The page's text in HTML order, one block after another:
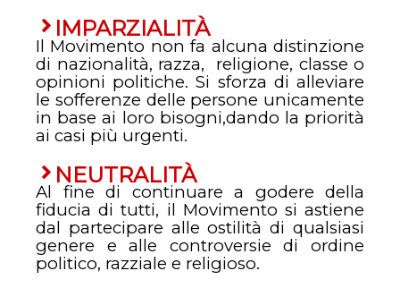
IMPARZIALITÀ
Il Movimento non fa alcuna distinzione
di nazionalità, razza, religione, classe o
opinioni politiche. Si sforza di alleviare
le sofferenze delle persone unicamente
in base ai loro bisogni,dando la priorità
ai casi più urgenti.
NEUTRALITÀ
Al fine di continuare a godere della
fiducia di tutti, il Movimento si astiene
dal partecipare alle ostilità di qualsiasi
genere e alle controversie di ordine
politico, razziale e religioso.